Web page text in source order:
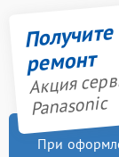
ремонт
Акция
Panasonic
При